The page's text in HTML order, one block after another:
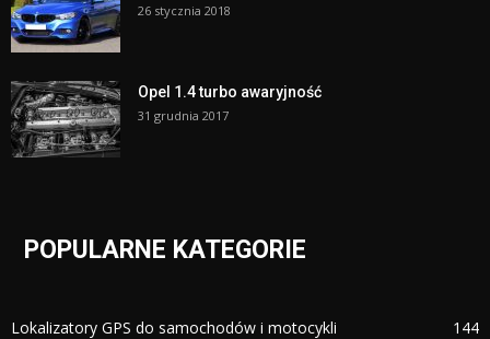
26 stycznia 2018
Opel 1.4 turbo awaryjność
31 grudnia 2017
POPULARNE KATEGORIE
Lokalizatory GPS do samochodów i motocykli
144